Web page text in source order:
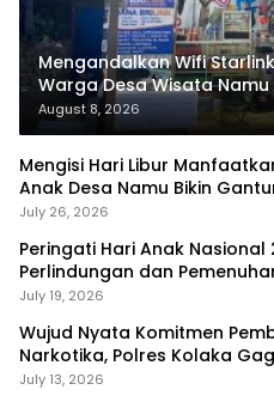
Mengandalkan Wifi
Warga Desa Wisata
Transaksi Digital
August 8, 2026
Mengisi Hari Libur
Anak Desa Namu Bikin
July 26, 2026
Peringati Hari Anak Nasional
Perlindungan dan
July 19, 2026
Wujud Nyata Komitmen
Narkotika, Polres Kolaka
Sabu-Sabu
July 13, 2026